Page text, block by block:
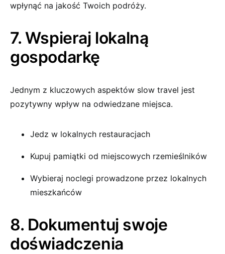
wpłynąć na jakość Twoich podróży.
7. Wspieraj lokalną
gospodarkę
Jednym z kluczowych aspektów slow travel jest
pozytywny wpływ na odwiedzane miejsca.
Jedz w lokalnych restauracjach
Kupuj pamiątki od miejscowych rzemieślników
Wybieraj noclegi prowadzone przez lokalnych
mieszkańców
8. Dokumentuj swoje
doświadczenia